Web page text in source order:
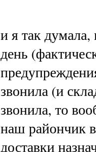
и я так
день
звонила (и
звонила, то
наш райончик
доставки